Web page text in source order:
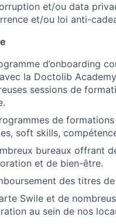
et/ou data
et/ou loi anti-
d’onboarding
la Doctolib
sessions de
de
soft skills,
bureaux offrant
et de bien-être.
des titres
Swile et de
au sein de nos